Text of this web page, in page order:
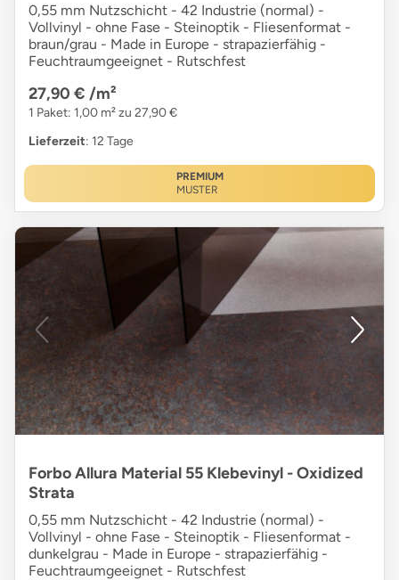
0,55 mm Nutzschicht - 42 Industrie (normal) -
Vollvinyl - ohne Fase - Steinoptik - Fliesenformat -
braun/grau - Made in Europe - strapazierfähig -
Feuchtraumgeeignet - Rutschfest
27,90 € /m²
1 Paket: 1,00 m² zu 27,90 €
Lieferzeit: 12 Tage
PREMIUM
MUSTER
Forbo Allura Material 55 Klebevinyl - Oxidized
Strata
0,55 mm Nutzschicht - 42 Industrie (normal) -
Vollvinyl - ohne Fase - Steinoptik - Fliesenformat -
dunkelgrau - Made in Europe - strapazierfähig -
Feuchtraumgeeignet - Rutschfest